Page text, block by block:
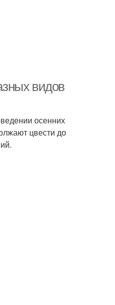
видов
осенних
цвести до